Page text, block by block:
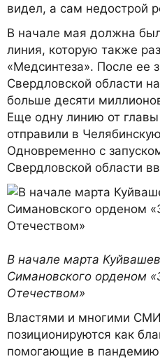
видел, а сам недострой
В начале мая должна
линия, которую также
«Медсинтеза». После ее
Свердловской области
больше десяти
Еще одну линию от
отправили в
Одновременно с
Свердловской области
В начале марта
Симановского орденом
Отечеством»
Властями и многими
позиционируются как
помогающие в пандемию.